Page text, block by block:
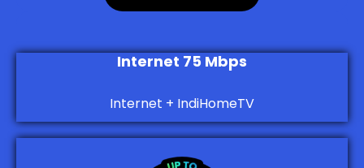
Internet 75 Mbps
Internet + IndiHomeTV